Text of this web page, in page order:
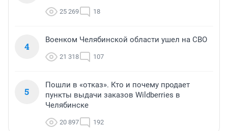
25 269 18
4
Военком Челябинской области ушел на СВО
21 318 107
5
Пошли в «отказ». Кто и почему продает
пункты выдачи заказов Wildberries в
Челябинске
20 897 192